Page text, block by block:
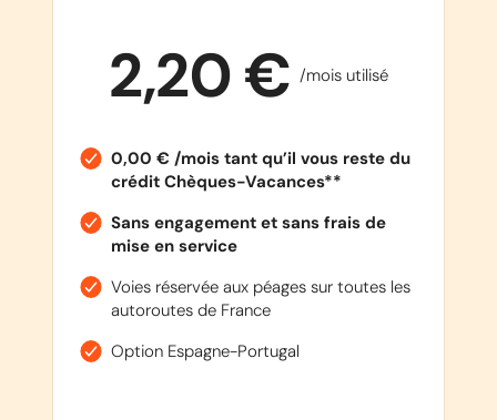
2,20 € /mois utilisé
0,00 € /mois tant qu’il vous reste du
crédit Chèques-Vacances**
Sans engagement et sans frais de
mise en service
Voies réservée aux péages sur toutes les
autoroutes de France
Option Espagne-Portugal